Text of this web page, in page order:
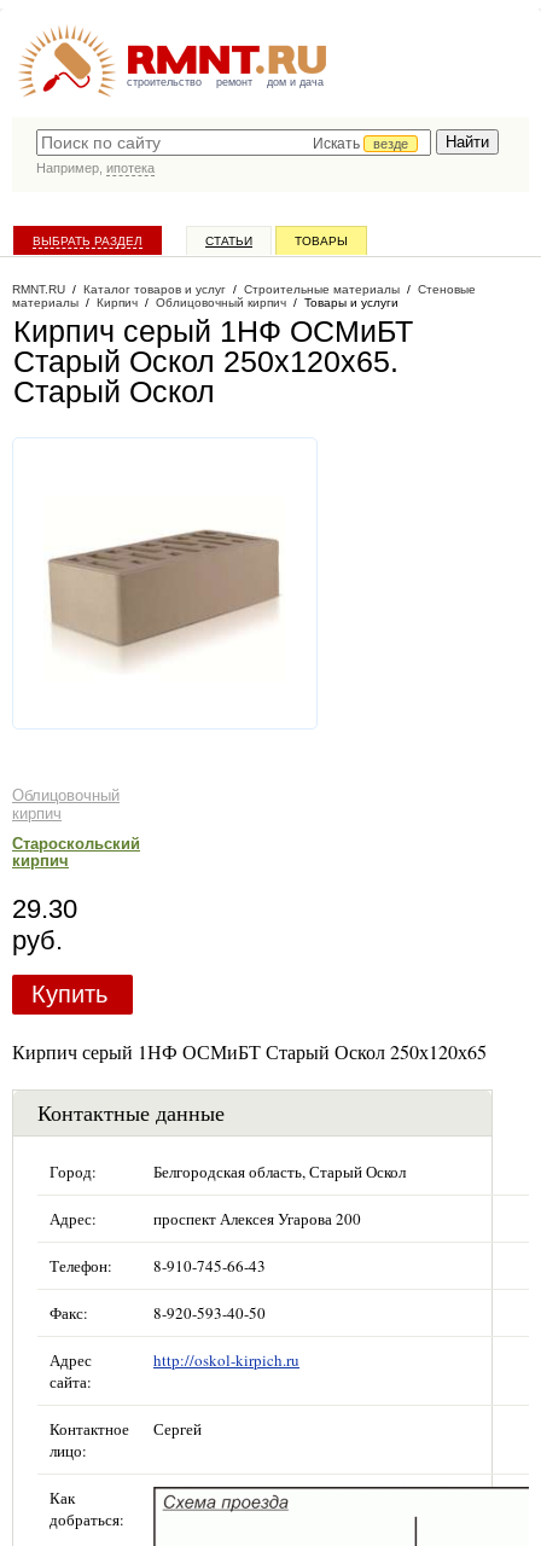
строительство ремонт дом и дача
Искать
везде
Например, ипотека
ВЫБРАТЬ РАЗДЕЛ СТАТЬИ ТОВАРЫ
RMNT.RU / Каталог товаров и услуг / Строительные материалы / Стеновые
материалы / Кирпич / Облицовочный кирпич / Товары и услуги
Кирпич серый 1НФ ОСМиБТ
Старый Оскол 250х120х65.
Старый Оскол
Облицовочный
кирпич
Староскольский
кирпич
29.30
руб.
Купить
Кирпич серый 1НФ ОСМиБТ Старый Оскол 250х120х65
Контактные данные
Город: Белгородская область, Старый Оскол
Адрес: проспект Алексея Угарова 200
Телефон: 8-910-745-66-43
Факс: 8-920-593-40-50
Адрес
сайта:
http://oskol-kirpich.ru
Контактное
лицо:
Сергей
Как
добраться: